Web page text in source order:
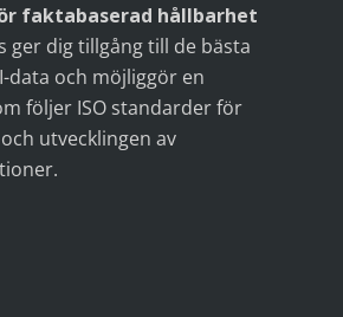
faktabaserad hållbarhet
ger dig tillgång till de bästa
data och möjliggör en
följer ISO standarder för
utvecklingen av